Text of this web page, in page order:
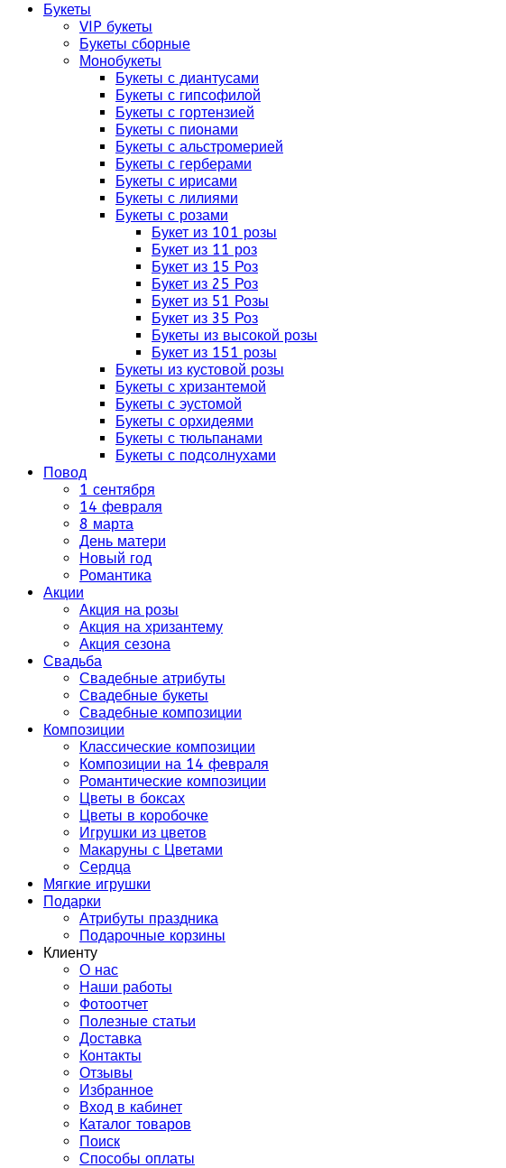
Букеты
VIP букеты
Букеты сборные
Монобукеты
Букеты с диантусами
Букеты с гипсофилой
Букеты с гортензией
Букеты с пионами
Букеты с альстромерией
Букеты с герберами
Букеты с ирисами
Букеты с лилиями
Букеты с розами
Букет из 101 розы
Букет из 11 роз
Букет из 15 Роз
Букет из 25 Роз
Букет из 51 Розы
Букет из 35 Роз
Букеты из высокой розы
Букет из 151 розы
Букеты из кустовой розы
Букеты с хризантемой
Букеты с эустомой
Букеты с орхидеями
Букеты с тюльпанами
Букеты с подсолнухами
Повод
1 сентября
14 февраля
8 марта
День матери
Новый год
Романтика
Акции
Акция на розы
Акция на хризантему
Акция сезона
Свадьба
Свадебные атрибуты
Свадебные букеты
Свадебные композиции
Композиции
Классические композиции
Композиции на 14 февраля
Романтические композиции
Цветы в боксах
Цветы в коробочке
Игрушки из цветов
Макаруны с Цветами
Сердца
Мягкие игрушки
Подарки
Атрибуты праздника
Подарочные корзины
Клиенту
О нас
Наши работы
Фотоотчет
Полезные статьи
Доставка
Контакты
Отзывы
Избранное
Вход в кабинет
Каталог товаров
Поиск
Способы оплаты